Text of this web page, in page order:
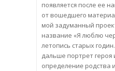
появляется после ее
от вошедшего
мой задуманный
название «Я люблю
летопись старых
дальше портрет героя
определение родства